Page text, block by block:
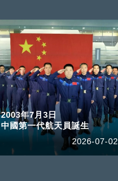
2003年7月3日
中國第一代航天員誕生
2026-07-02